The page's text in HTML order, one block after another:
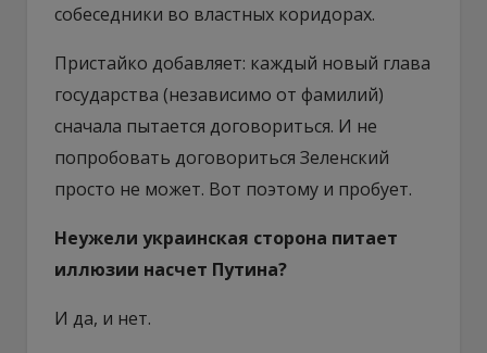
собеседники во властных коридорах.
Пристайко добавляет: каждый новый глава
государства (независимо от фамилий)
сначала пытается договориться. И не
попробовать договориться Зеленский
просто не может. Вот поэтому и пробует.
Неужели украинская сторона питает
иллюзии насчет Путина?
И да, и нет.